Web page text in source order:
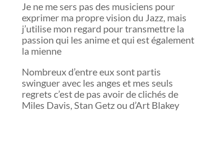
Je ne me sers pas des musiciens pour
exprimer ma propre vision du Jazz, mais
j’utilise mon regard pour transmettre la
passion qui les anime et qui est également
la mienne
Nombreux d’entre eux sont partis
swinguer avec les anges et mes seuls
regrets c’est de pas avoir de clichés de
Miles Davis, Stan Getz ou d’Art Blakey